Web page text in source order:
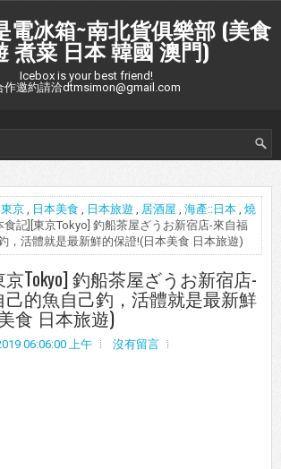
電冰箱~南北貨俱樂部 (美食
煮菜 日本 韓國 澳門)
Icebox is your best friend!
作邀約請洽dtmsimon@gmail.com
京 , 日本美食 , 日本旅遊 , 居酒屋 , 海產::日本 , 燒
食記][東京Tokyo] 釣船茶屋ざうお新宿店-來自福
，活體就是最新鮮的保證!(日本美食 日本旅遊)
Tokyo] 釣船茶屋ざうお新宿店-
的魚自己釣，活體就是最新鮮
食 日本旅遊)
06:06:00 上午 沒有留言